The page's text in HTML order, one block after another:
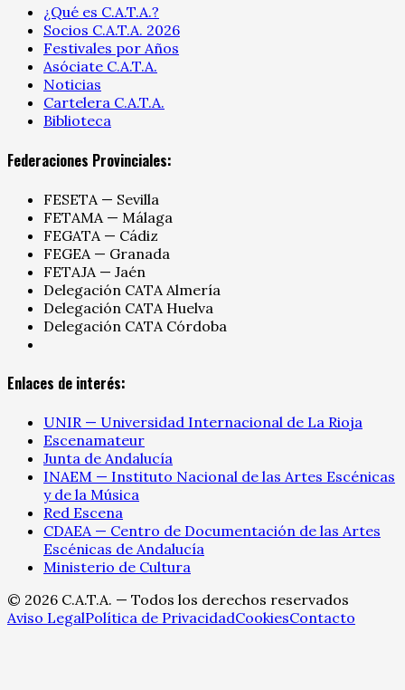
¿Qué es C.A.T.A.?
Socios C.A.T.A. 2026
Festivales por Años
Asóciate C.A.T.A.
Noticias
Cartelera C.A.T.A.
Biblioteca
Federaciones Provinciales:
FESETA — Sevilla
FETAMA — Málaga
FEGATA — Cádiz
FEGEA — Granada
FETAJA — Jaén
Delegación CATA Almería
Delegación CATA Huelva
Delegación CATA Córdoba
Enlaces de interés:
UNIR — Universidad Internacional de La Rioja
Escenamateur
Junta de Andalucía
INAEM — Instituto Nacional de las Artes Escénicas
y de la Música
Red Escena
CDAEA — Centro de Documentación de las Artes
Escénicas de Andalucía
Ministerio de Cultura
© 2026 C.A.T.A. — Todos los derechos reservados
Aviso LegalPolítica de PrivacidadCookiesContacto